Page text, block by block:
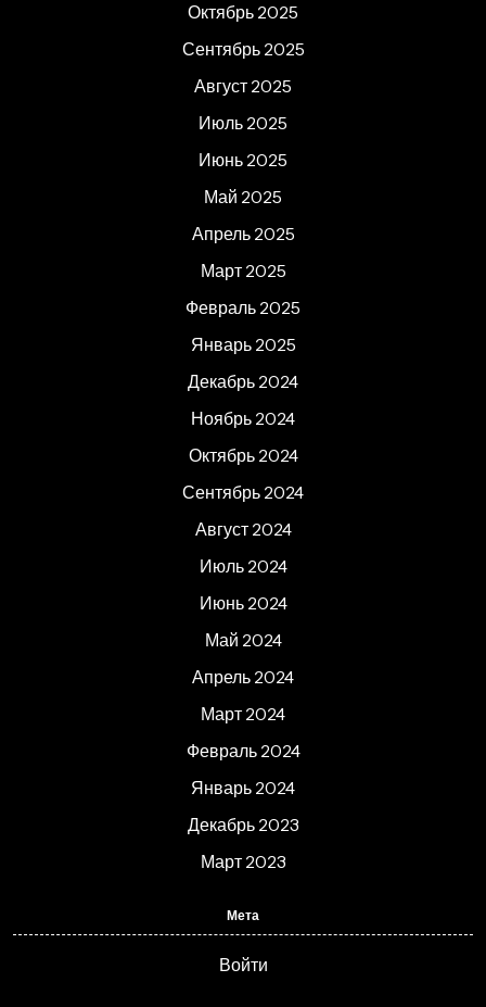
Октябрь 2025
Сентябрь 2025
Август 2025
Июль 2025
Июнь 2025
Май 2025
Апрель 2025
Март 2025
Февраль 2025
Январь 2025
Декабрь 2024
Ноябрь 2024
Октябрь 2024
Сентябрь 2024
Август 2024
Июль 2024
Июнь 2024
Май 2024
Апрель 2024
Март 2024
Февраль 2024
Январь 2024
Декабрь 2023
Март 2023
Мета
Войти